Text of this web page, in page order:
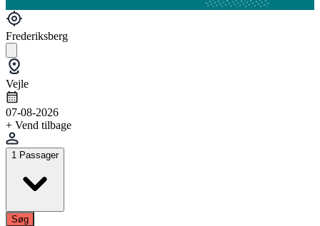
Frederiksberg
Vejle
07-08-2026
+ Vend tilbage
1 Passager
Søg